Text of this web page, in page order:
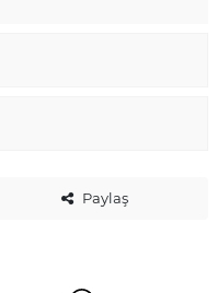
Paylaş